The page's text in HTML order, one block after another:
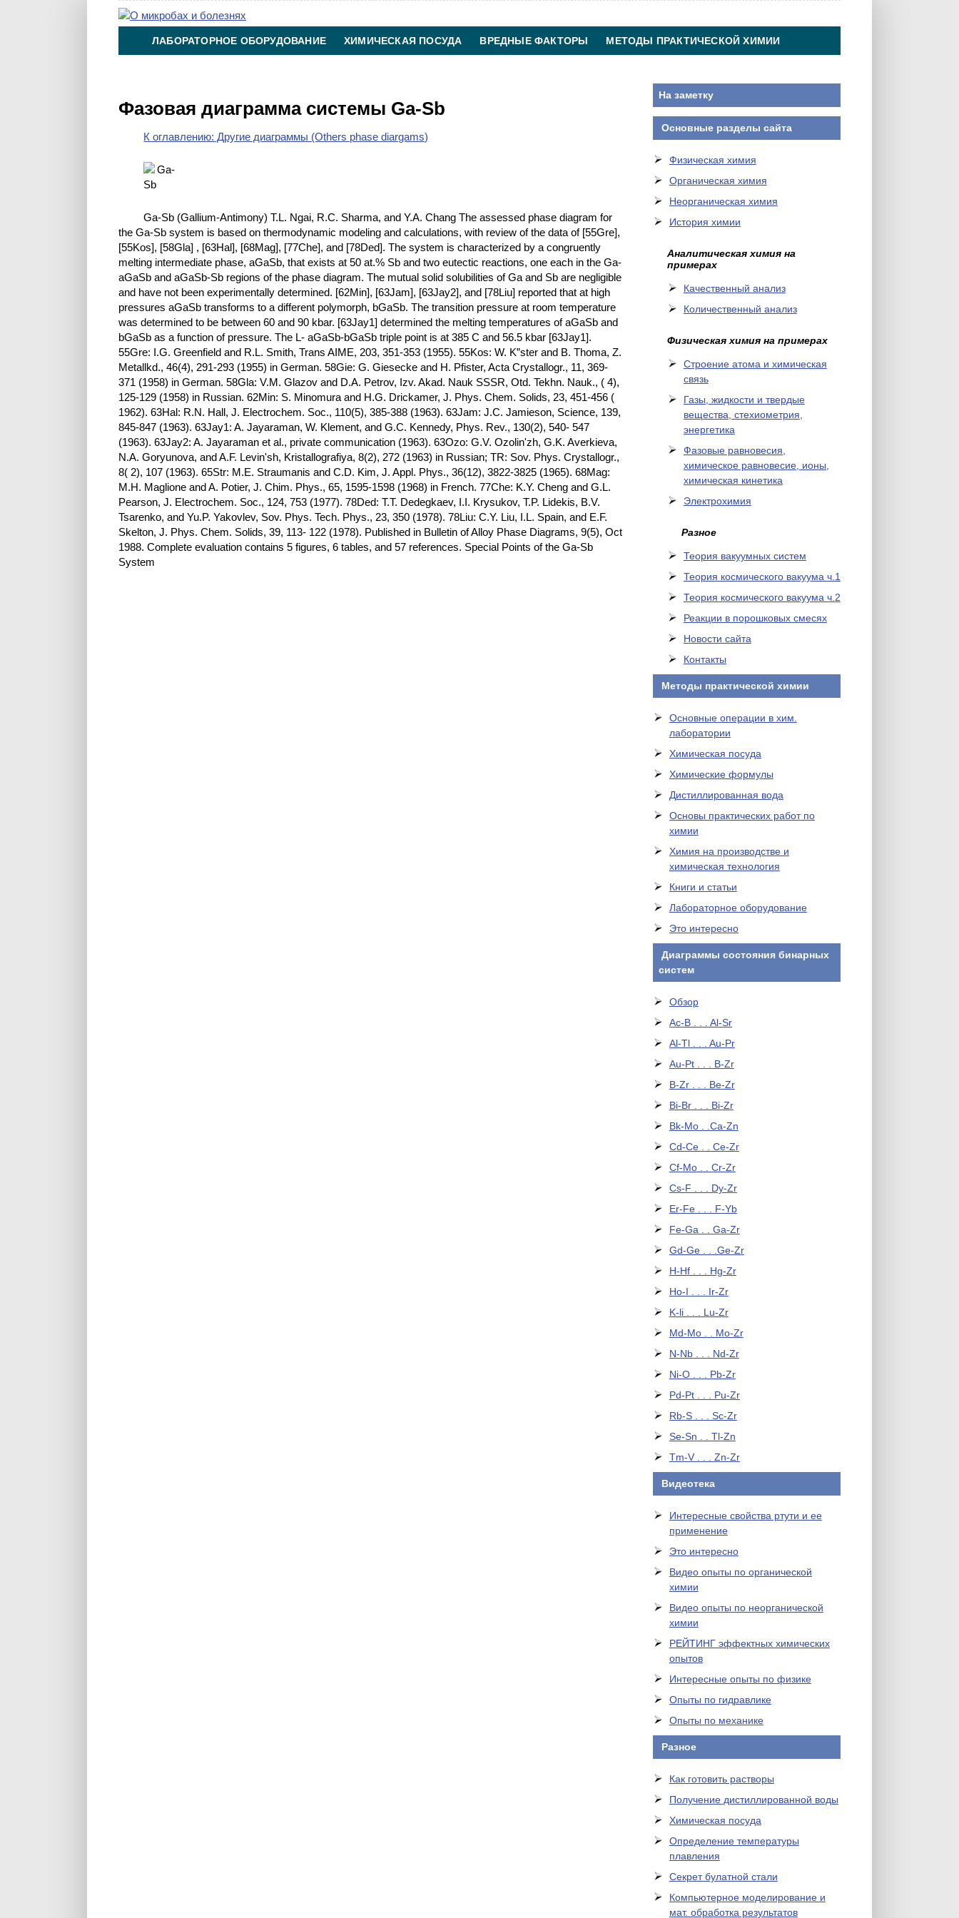
ЛАБОРАТОРНОЕ ОБОРУДОВАНИЕ ХИМИЧЕСКАЯ ПОСУДА ВРЕДНЫЕ ФАКТОРЫ МЕТОДЫ ПРАКТИЧЕСКОЙ ХИМИИ
Фазовая диаграмма системы Ga-Sb
К оглавлению: Другие диаграммы (Others phase diargams)
Ga-Sb (Gallium-Antimony) T.L. Ngai, R.C. Sharma, and Y.A. Chang The assessed phase diagram for
the Ga-Sb system is based on thermodynamic modeling and calculations, with review of the data of [55Gre],
[55Kos], [58Gla] , [63Hal], [68Mag], [77Che], and [78Ded]. The system is characterized by a congruently
melting intermediate phase, aGaSb, that exists at 50 at.% Sb and two eutectic reactions, one each in the Ga-
aGaSb and aGaSb-Sb regions of the phase diagram. The mutual solid solubilities of Ga and Sb are negligible
and have not been experimentally determined. [62Min], [63Jam], [63Jay2], and [78Liu] reported that at high
pressures aGaSb transforms to a different polymorph, bGaSb. The transition pressure at room temperature
was determined to be between 60 and 90 kbar. [63Jay1] determined the melting temperatures of aGaSb and
bGaSb as a function of pressure. The L- aGaSb-bGaSb triple point is at 385 C and 56.5 kbar [63Jay1].
55Gre: I.G. Greenfield and R.L. Smith, Trans AIME, 203, 351-353 (1955). 55Kos: W. K”ster and B. Thoma, Z.
Metallkd., 46(4), 291-293 (1955) in German. 58Gie: G. Giesecke and H. Pfister, Acta Crystallogr., 11, 369-
371 (1958) in German. 58Gla: V.M. Glazov and D.A. Petrov, Izv. Akad. Nauk SSSR, Otd. Tekhn. Nauk., ( 4),
125-129 (1958) in Russian. 62Min: S. Minomura and H.G. Drickamer, J. Phys. Chem. Solids, 23, 451-456 (
1962). 63Hal: R.N. Hall, J. Electrochem. Soc., 110(5), 385-388 (1963). 63Jam: J.C. Jamieson, Science, 139,
845-847 (1963). 63Jay1: A. Jayaraman, W. Klement, and G.C. Kennedy, Phys. Rev., 130(2), 540- 547
(1963). 63Jay2: A. Jayaraman et al., private communication (1963). 63Ozo: G.V. Ozolin'zh, G.K. Averkieva,
N.A. Goryunova, and A.F. Levin'sh, Kristallografiya, 8(2), 272 (1963) in Russian; TR: Sov. Phys. Crystallogr.,
8( 2), 107 (1963). 65Str: M.E. Straumanis and C.D. Kim, J. Appl. Phys., 36(12), 3822-3825 (1965). 68Mag:
M.H. Maglione and A. Potier, J. Chim. Phys., 65, 1595-1598 (1968) in French. 77Che: K.Y. Cheng and G.L.
Pearson, J. Electrochem. Soc., 124, 753 (1977). 78Ded: T.T. Dedegkaev, I.I. Krysukov, T.P. Lidekis, B.V.
Tsarenko, and Yu.P. Yakovlev, Sov. Phys. Tech. Phys., 23, 350 (1978). 78Liu: C.Y. Liu, I.L. Spain, and E.F.
Skelton, J. Phys. Chem. Solids, 39, 113- 122 (1978). Published in Bulletin of Alloy Phase Diagrams, 9(5), Oct
1988. Complete evaluation contains 5 figures, 6 tables, and 57 references. Special Points of the Ga-Sb
System
На заметку
Основные разделы сайта
Физическая химия
Органическая химия
Неорганическая химия
История химии
Аналитическая химия на
примерах
Качественный анализ
Количественный анализ
Физическая химия на примерах
Cтроение атома и химическая
связь
Газы, жидкости и твердые
вещества, стехиометрия,
энергетика
Фазовые равновесия,
химическое равновесие, ионы,
химическая кинетика
Электрохимия
Разное
Теория вакуумных систем
Теория космического вакуума ч.1
Теория космического вакуума ч.2
Реакции в порошковых смесях
Новости сайта
Контакты
Методы практической химии
Основные операции в хим.
лаборатории
Химическая посуда
Химические формулы
Дистиллированная вода
Основы практических работ по
химии
Химия на производстве и
химическая технология
Книги и статьи
Лабораторное оборудование
Это интересно
Диаграммы состояния бинарных
систем
Обзор
Ac-B . . . Al-Sr
Al-Tl . . . Au-Pr
Au-Pt . . . B-Zr
B-Zr . . . Be-Zr
Bi-Br . . . Bi-Zr
Bk-Mo . .Ca-Zn
Cd-Ce . . Ce-Zr
Cf-Mo . . Cr-Zr
Cs-F . . . Dy-Zr
Er-Fe . . . F-Yb
Fe-Ga . . Ga-Zr
Gd-Ge . . .Ge-Zr
H-Hf . . . Hg-Zr
Ho-I . . . Ir-Zr
K-li . . . Lu-Zr
Md-Mo . . Mo-Zr
N-Nb . . . Nd-Zr
Ni-O . . . Pb-Zr
Pd-Pt . . . Pu-Zr
Rb-S . . . Sc-Zr
Se-Sn . . Tl-Zn
Tm-V . . . Zn-Zr
Видеотека
Интересные свойства ртути и ее
применение
Это интересно
Видео опыты по органической
химии
Видео опыты по неорганической
химии
РЕЙТИНГ эффектных химических
опытов
Интересные опыты по физике
Опыты по гидравлике
Опыты по механике
Разное
Как готовить растворы
Получение дистиллированной воды
Химическая посуда
Определение температуры
плавления
Секрет булатной стали
Компьютерное моделирование и
мат. обработка результатов